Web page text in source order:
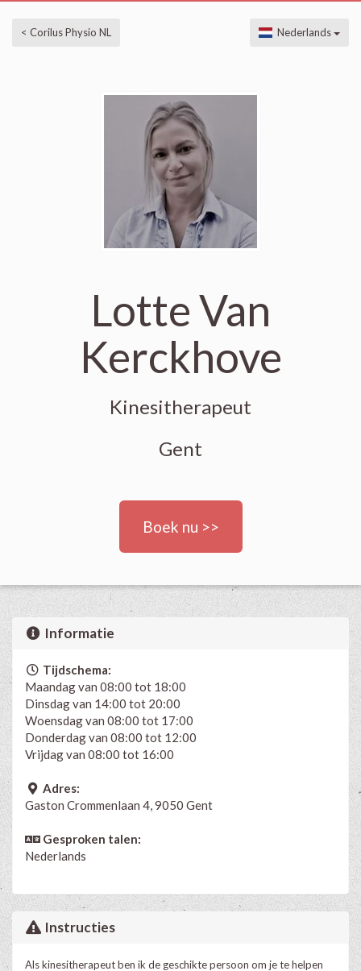
< Corilus Physio NL Nederlands
Lotte Van
Kerckhove
Kinesitherapeut
Gent
Boek nu >>
Informatie
Tijdschema:
Maandag van 08:00 tot 18:00
Dinsdag van 14:00 tot 20:00
Woensdag van 08:00 tot 17:00
Donderdag van 08:00 tot 12:00
Vrijdag van 08:00 tot 16:00
Adres:
Gaston Crommenlaan 4, 9050 Gent
Gesproken talen:
Nederlands
Instructies
Als kinesitherapeut ben ik de geschikte persoon om je te helpen